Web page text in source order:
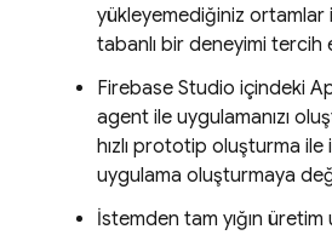
yükleyemediğiniz ortamlar
tabanlı bir deneyimi tercih
Firebase Studio içindeki
agent ile uygulamanızı
hızlı prototip oluşturma ile
uygulama oluşturmaya
İstemden tam yığın üretim